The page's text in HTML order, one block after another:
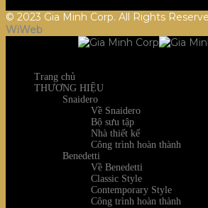
© 2023 Gia Minh Corp. All Rights
WiWeb
Trang chủ
THƯƠNG HIỆU
Snaidero
Về Snaidero
Bộ sưu tập
Nhà thiết kế
Công trình hoàn thành
Benedetti
Về Benedetti
Classic Style
Contemporary Style
Công trình hoàn thành